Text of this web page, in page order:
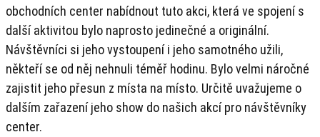
obchodních center nabídnout tuto akci, která ve spojení s
další aktivitou bylo naprosto jedinečné a originální.
Návštěvníci si jeho vystoupení i jeho samotného užili,
někteří se od něj nehnuli téměř hodinu. Bylo velmi náročné
zajistit jeho přesun z místa na místo. Určitě uvažujeme o
dalším zařazení jeho show do našich akcí pro návštěvníky
center.